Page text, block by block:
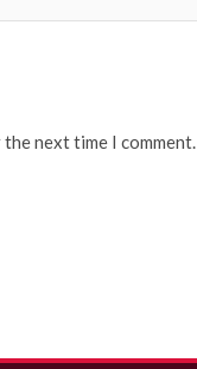
next time I comment.